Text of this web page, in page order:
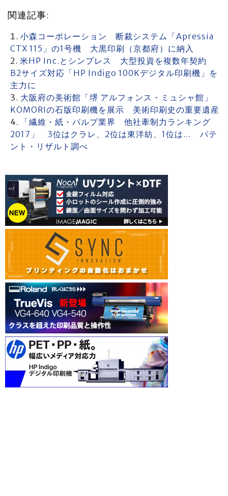
関連記事:
小森コーポレーション 断裁システム「Apressia
CTX 115」の1号機 大黒印刷（京都府）に納入
米HP Inc.とシンプレス 大型投資を複数年契約
B2サイズ対応「HP Indigo 100Kデジタル印刷機」を
主力に
大阪府の美術館「堺 アルフォンス・ミュシャ館」
KOMORIの石版印刷機を展示 美術印刷史の重要遺産
「繊維・紙・パルプ業界 他社牽制力ランキング
2017」 3位はクラレ、2位は東洋紡、1位は… パテ
ント・リザルト調べ